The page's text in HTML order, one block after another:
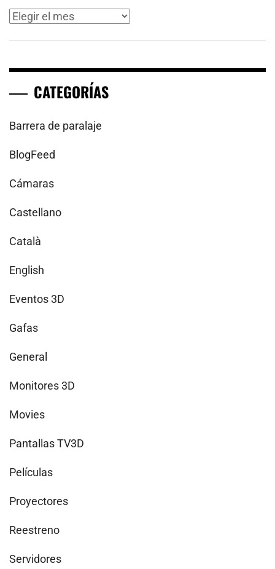
Archivos
CATEGORÍAS
Barrera de paralaje
BlogFeed
Cámaras
Castellano
Català
English
Eventos 3D
Gafas
General
Monitores 3D
Movies
Pantallas TV3D
Películas
Proyectores
Reestreno
Servidores